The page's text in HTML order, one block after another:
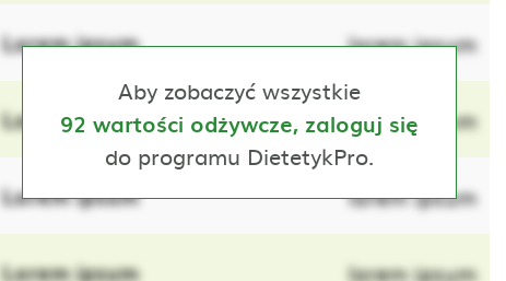
Lorem ipsum lorem ipsum
Lorem ipsum lorem ipsum
Lorem ipsum lorem ipsum
Lorem ipsum lorem ipsum
Aby zobaczyć wszystkie
92 wartości odżywcze, zaloguj się
do programu DietetykPro.